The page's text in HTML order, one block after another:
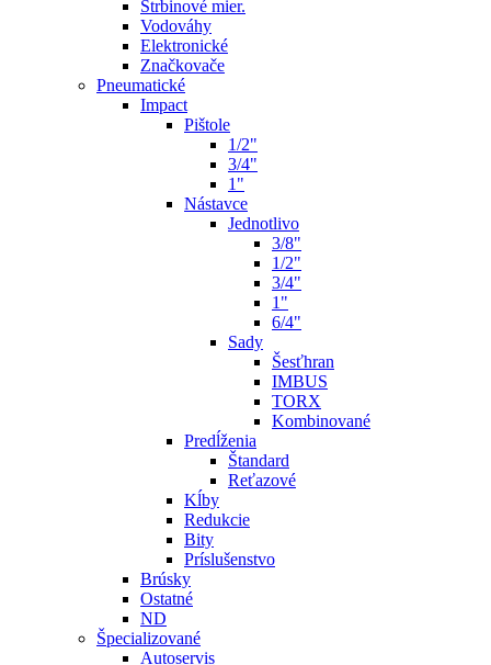
Štrbinové mier.
Vodováhy
Elektronické
Značkovače
Pneumatické
Impact
Pištole
1/2"
3/4"
1"
Nástavce
Jednotlivo
3/8"
1/2"
3/4"
1"
6/4"
Sady
Šesťhran
IMBUS
TORX
Kombinované
Predĺženia
Štandard
Reťazové
Kĺby
Redukcie
Bity
Príslušenstvo
Brúsky
Ostatné
ND
Špecializované
Autoservis